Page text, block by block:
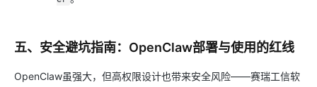
五、安全避坑指南：OpenClaw部署与使用的红线
OpenClaw虽强大，但高权限设计也带来安全风险——赛瑞工信软